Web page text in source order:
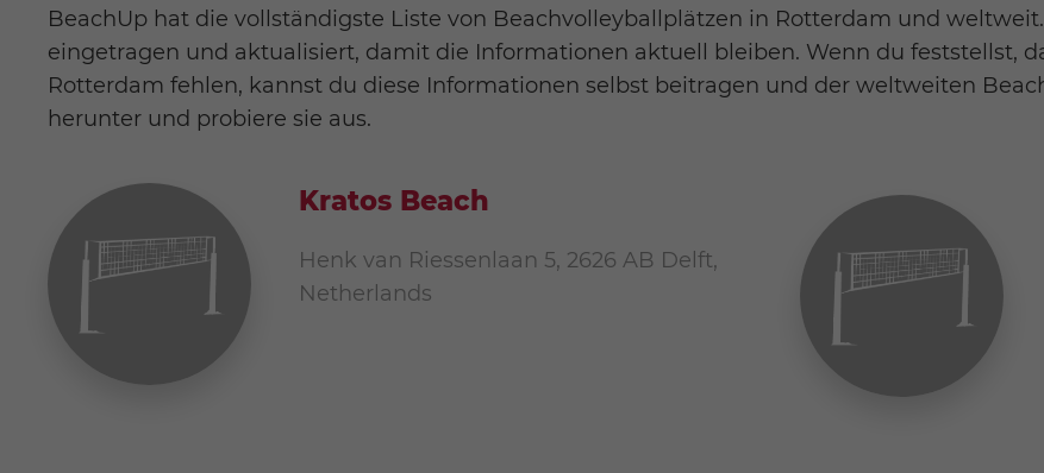
BeachUp hat die vollständigste Liste von Beachvolleyballplätzen in Rotterdam und
eingetragen und aktualisiert, damit die Informationen aktuell bleiben. Wenn du feststellst,
Rotterdam fehlen, kannst du diese Informationen selbst beitragen und der weltweiten
herunter und probiere sie aus.
Kratos Beach
Henk van Riessenlaan 5, 2626 AB Delft,
Netherlands